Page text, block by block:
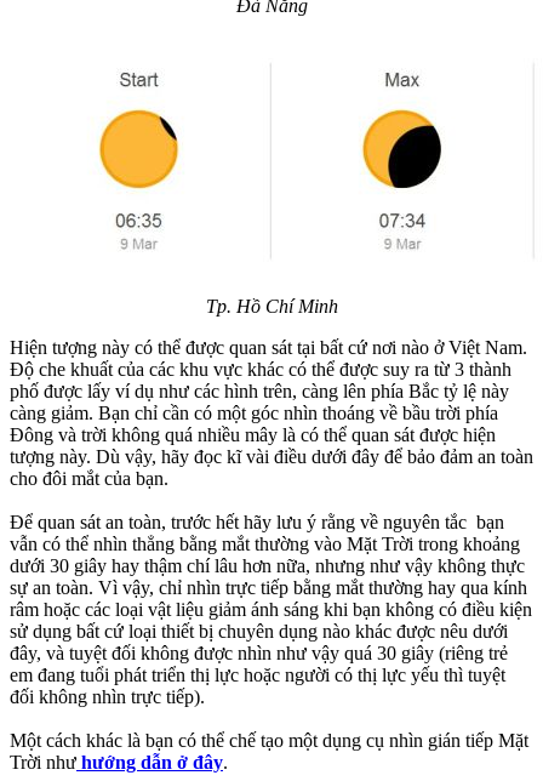
Đà Nẵng
Tp. Hồ Chí Minh
Hiện tượng này có thể được quan sát tại bất cứ nơi nào ở Việt Nam.
Độ che khuất của các khu vực khác có thể được suy ra từ 3 thành
phố được lấy ví dụ như các hình trên, càng lên phía Bắc tỷ lệ này
càng giảm. Bạn chỉ cần có một góc nhìn thoáng về bầu trời phía
Đông và trời không quá nhiều mây là có thể quan sát được hiện
tượng này. Dù vậy, hãy đọc kĩ vài điều dưới đây để bảo đảm an toàn
cho đôi mắt của bạn.
Để quan sát an toàn, trước hết hãy lưu ý rằng về nguyên tắc bạn
vẫn có thể nhìn thẳng bằng mắt thường vào Mặt Trời trong khoảng
dưới 30 giây hay thậm chí lâu hơn nữa, nhưng như vậy không thực
sự an toàn. Vì vậy, chỉ nhìn trực tiếp bằng mắt thường hay qua kính
râm hoặc các loại vật liệu giảm ánh sáng khi bạn không có điều kiện
sử dụng bất cứ loại thiết bị chuyên dụng nào khác được nêu dưới
đây, và tuyệt đối không được nhìn như vậy quá 30 giây (riêng trẻ
em đang tuổi phát triển thị lực hoặc người có thị lực yếu thì tuyệt
đối không nhìn trực tiếp).
Một cách khác là bạn có thể chế tạo một dụng cụ nhìn gián tiếp Mặt
Trời như hướng dẫn ở đây.